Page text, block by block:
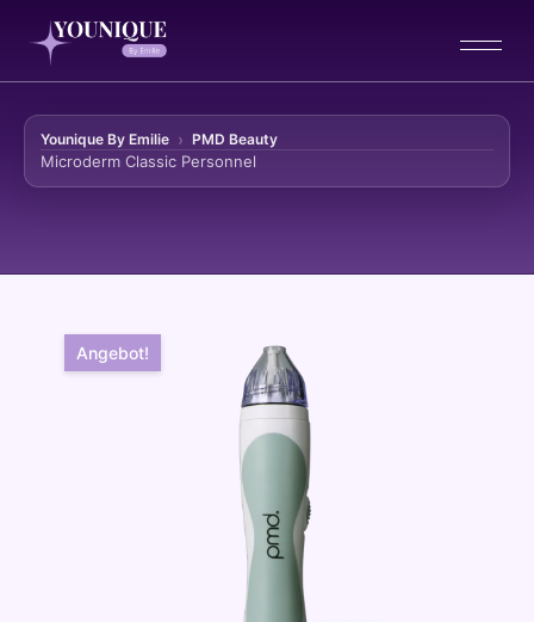
Younique By Emilie PMD Beauty
Microderm Classic Personnel
Zum Inhalt springen
Angebot!